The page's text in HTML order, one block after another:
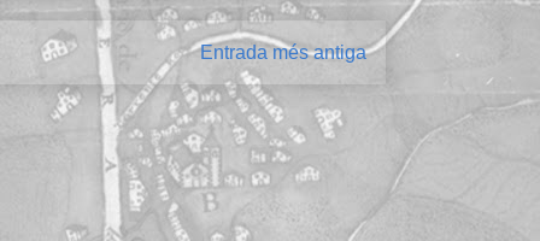
Entrada més antiga